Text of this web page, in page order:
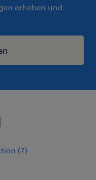
erheben und
(7)